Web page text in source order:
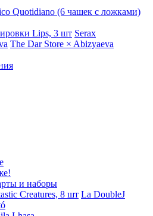
Quotidiano (6 чашек с ложками)
Lips, 3 шт Serax
The Dar Store × Abizyaeva
и наборы
Creatures, 8 шт La DoubleJ